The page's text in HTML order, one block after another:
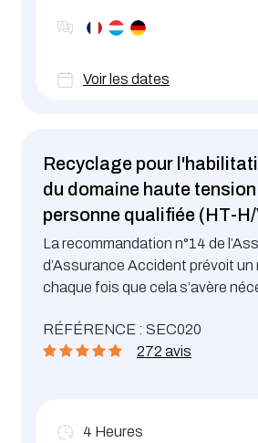
Evolution des méthodes de
Voir les dates
Recyclage pour
du domaine haute
personne qualifiée (HT-
La recommandation n°14 de
d’Assurance Accident prévoit un
chaque fois que cela s’avère
dans les cas suivants :
Mutation avec changement
hiérarchique
Restriction médicale
RÉFÉRENCE : SEC020
272 avis
4 Heures